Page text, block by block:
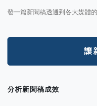
發一篇新聞稿透通到各大媒體
讓
分析新聞稿成效